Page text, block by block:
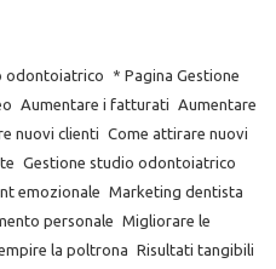
odontoiatrico
* Pagina Gestione
Aumentare i fatturati Aumentare
nuovi clienti Come attirare nuovi
Gestione studio odontoiatrico
emozionale Marketing dentista
personale Migliorare le
la poltrona Risultati tangibili